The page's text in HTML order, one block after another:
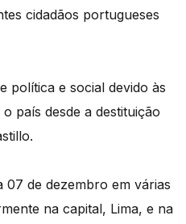
cidadãos portugueses
política e social devido às
país desde a destituição
07 de dezembro em várias
na capital, Lima, e na